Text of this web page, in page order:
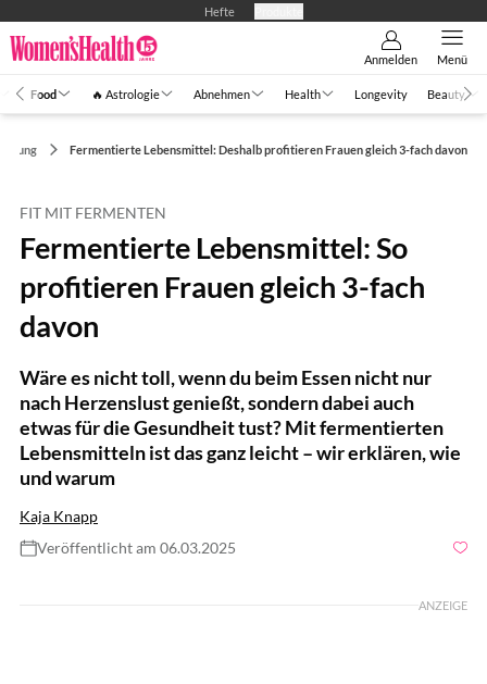
Hefte
Anmelden Menü
Food 🔥 Astrologie Abnehmen Health Longevity Beauty
Fermentierte Lebensmittel: Deshalb profitieren Frauen gleich 3-fach davon
FIT MIT FERMENTEN
Fermentierte Lebensmittel: So
profitieren Frauen gleich 3-fach
davon
Wäre es nicht toll, wenn du beim Essen nicht nur
nach Herzenslust genießt, sondern dabei auch
etwas für die Gesundheit tust? Mit fermentierten
Lebensmitteln ist das ganz leicht – wir erklären, wie
und warum
Kaja Knapp
Veröffentlicht am 06.03.2025
ANZEIGE